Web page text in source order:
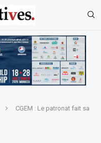
CGEM : Le patronat fait sa